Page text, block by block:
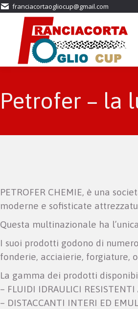
franciacortaogliocup@gmail.com
Petrofer – la
PETROFER CHEMIE, è una
moderne e sofisticate
Questa multinazionale ha
I suoi prodotti godono di
fonderie, acciaierie, forgiature,
La gamma dei prodotti
– FLUIDI IDRAULICI RESISTENTI
– DISTACCANTI INTERI ED